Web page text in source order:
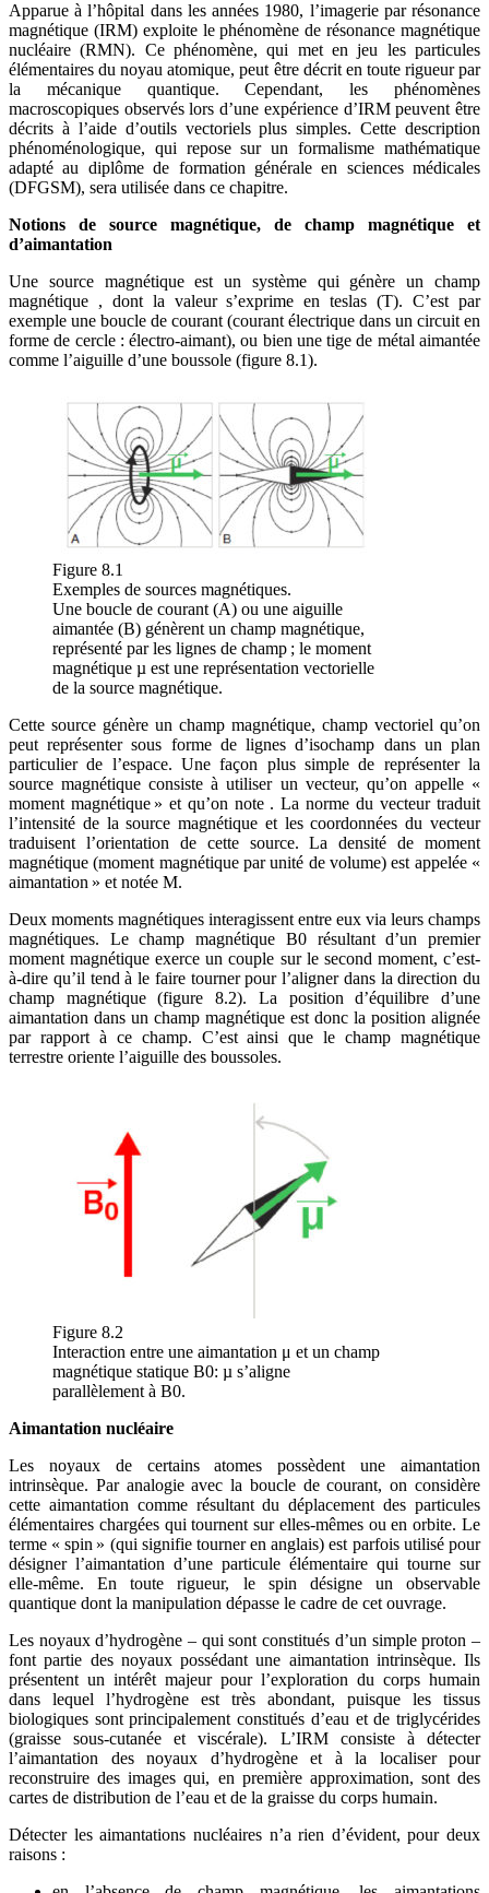
Apparue à l’hôpital dans les années 1980, l’imagerie par résonance
magnétique (IRM) exploite le phénomène de résonance magnétique
nucléaire (RMN). Ce phénomène, qui met en jeu les particules
élémentaires du noyau atomique, peut être décrit en toute rigueur par
la mécanique quantique. Cependant, les phénomènes
macroscopiques observés lors d’une expérience d’IRM peuvent être
décrits à l’aide d’outils vectoriels plus simples. Cette description
phénoménologique, qui repose sur un formalisme mathématique
adapté au diplôme de formation générale en sciences médicales
(DFGSM), sera utilisée dans ce chapitre.
Notions de source magnétique, de champ magnétique et
d’aimantation
Une source magnétique est un système qui génère un champ
magnétique , dont la valeur s’exprime en teslas (T). C’est par
exemple une boucle de courant (courant électrique dans un circuit en
forme de cercle : électro-aimant), ou bien une tige de métal aimantée
comme l’aiguille d’une boussole (figure 8.1).
Figure 8.1
Exemples de sources magnétiques.
Une boucle de courant (A) ou une aiguille
aimantée (B) génèrent un champ magnétique,
représenté par les lignes de champ ; le moment
magnétique µ est une représentation vectorielle
de la source magnétique.
Cette source génère un champ magnétique, champ vectoriel qu’on
peut représenter sous forme de lignes d’isochamp dans un plan
particulier de l’espace. Une façon plus simple de représenter la
source magnétique consiste à utiliser un vecteur, qu’on appelle «
moment magnétique » et qu’on note . La norme du vecteur traduit
l’intensité de la source magnétique et les coordonnées du vecteur
traduisent l’orientation de cette source. La densité de moment
magnétique (moment magnétique par unité de volume) est appelée «
aimantation » et notée M.
Deux moments magnétiques interagissent entre eux via leurs champs
magnétiques. Le champ magnétique B0 résultant d’un premier
moment magnétique exerce un couple sur le second moment, c’est-
à-dire qu’il tend à le faire tourner pour l’aligner dans la direction du
champ magnétique (figure 8.2). La position d’équilibre d’une
aimantation dans un champ magnétique est donc la position alignée
par rapport à ce champ. C’est ainsi que le champ magnétique
terrestre oriente l’aiguille des boussoles.
Figure 8.2
Interaction entre une aimantation μ et un champ
magnétique statique B0: µ s’aligne
parallèlement à B0.
Aimantation nucléaire
Les noyaux de certains atomes possèdent une aimantation
intrinsèque. Par analogie avec la boucle de courant, on considère
cette aimantation comme résultant du déplacement des particules
élémentaires chargées qui tournent sur elles-mêmes ou en orbite. Le
terme « spin » (qui signifie tourner en anglais) est parfois utilisé pour
désigner l’aimantation d’une particule élémentaire qui tourne sur
elle-même. En toute rigueur, le spin désigne un observable
quantique dont la manipulation dépasse le cadre de cet ouvrage.
Les noyaux d’hydrogène – qui sont constitués d’un simple proton –
font partie des noyaux possédant une aimantation intrinsèque. Ils
présentent un intérêt majeur pour l’exploration du corps humain
dans lequel l’hydrogène est très abondant, puisque les tissus
biologiques sont principalement constitués d’eau et de triglycérides
(graisse sous-cutanée et viscérale). L’IRM consiste à détecter
l’aimantation des noyaux d’hydrogène et à la localiser pour
reconstruire des images qui, en première approximation, sont des
cartes de distribution de l’eau et de la graisse du corps humain.
Détecter les aimantations nucléaires n’a rien d’évident, pour deux
raisons :